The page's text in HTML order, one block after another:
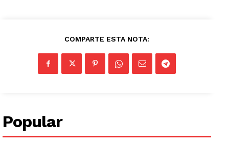
COMPARTE ESTA NOTA:
Popular